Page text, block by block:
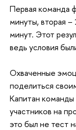
Первая команда
минуты, вторая –
минут. Этот
ведь условия
Охваченные
поделиться
Капитан команды
участников на
это был не тест